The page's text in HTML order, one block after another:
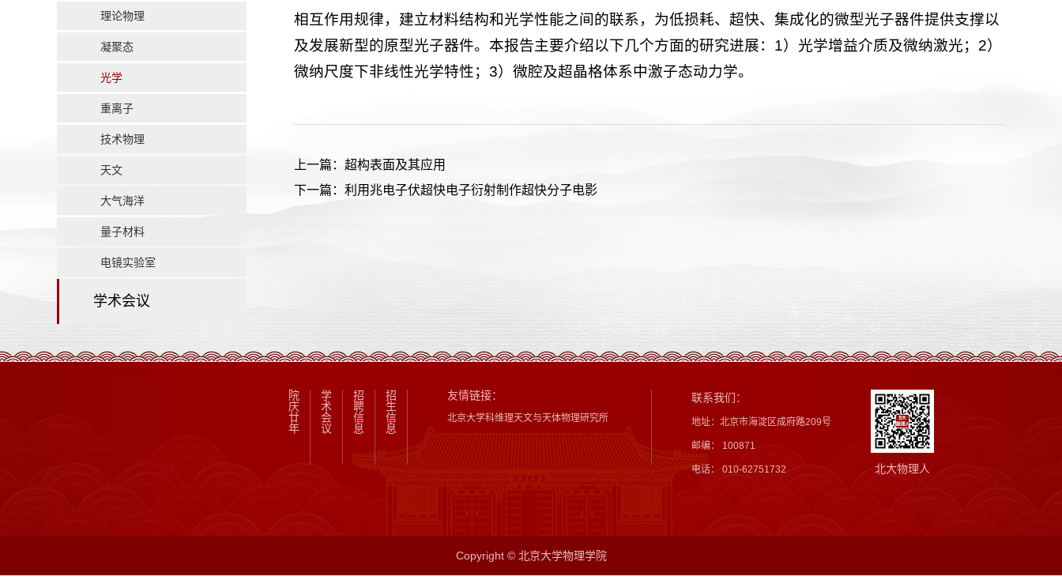
理论物理
凝聚态
光学
重离子
技术物理
天文
大气海洋
量子材料
电镜实验室
学术会议
相互作用规律，建立材料结构和光学性能之间的联系，为低损耗、超快、集成化的微型光子器件提供支撑以
及发展新型的原型光子器件。本报告主要介绍以下几个方面的研究进展：1）光学增益介质及微纳激光；2）
微纳尺度下非线性光学特性；3）微腔及超晶格体系中激子态动力学。
上一篇：超构表面及其应用
下一篇：利用兆电子伏超快电子衍射制作超快分子电影
院
庆
廿
年
学
术
会
议
招
聘
信
息
招
生
信
息
友情链接：
北京大学科维理天文与天体物理研究所
联系我们：
地址：北京市海淀区成府路209号
邮编： 100871
电话： 010-62751732 北大物理人
Copyright © 北京大学物理学院